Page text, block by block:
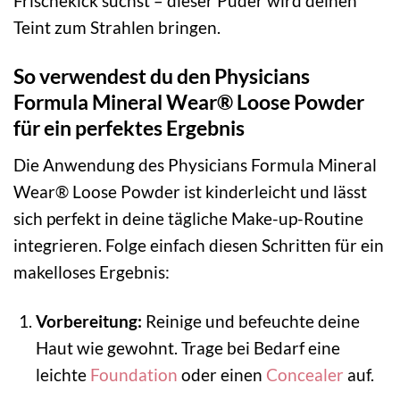
Teint zum Strahlen bringen.
So verwendest du den Physicians
Formula Mineral Wear® Loose Powder
für ein perfektes Ergebnis
Die Anwendung des Physicians Formula Mineral
Wear® Loose Powder ist kinderleicht und lässt
sich perfekt in deine tägliche Make-up-Routine
integrieren. Folge einfach diesen Schritten für ein
makelloses Ergebnis:
Vorbereitung: Reinige und befeuchte deine
Haut wie gewohnt. Trage bei Bedarf eine
leichte Foundation oder einen Concealer auf.